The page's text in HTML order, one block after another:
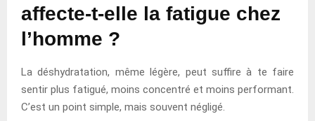
affecte-t-elle la fatigue chez
l’homme ?
La déshydratation, même légère, peut suffire à te faire
sentir plus fatigué, moins concentré et moins performant.
C’est un point simple, mais souvent négligé.